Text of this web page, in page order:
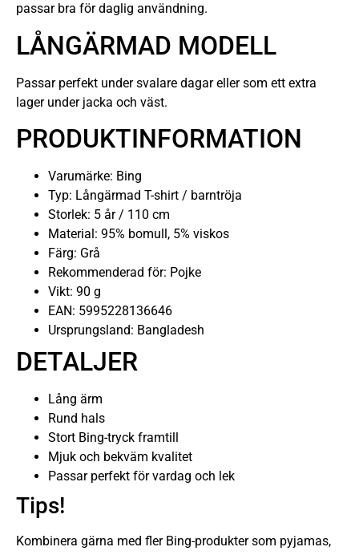
passar bra för daglig användning.
LÅNGÄRMAD MODELL
Passar perfekt under svalare dagar eller som ett extra
lager under jacka och väst.
PRODUKTINFORMATION
Varumärke: Bing
Typ: Långärmad T-shirt / barntröja
Storlek: 5 år / 110 cm
Material: 95% bomull, 5% viskos
Färg: Grå
Rekommenderad för: Pojke
Vikt: 90 g
EAN: 5995228136646
Ursprungsland: Bangladesh
DETALJER
Lång ärm
Rund hals
Stort Bing-tryck framtill
Mjuk och bekväm kvalitet
Passar perfekt för vardag och lek
Tips!
Kombinera gärna med fler Bing-produkter som pyjamas,